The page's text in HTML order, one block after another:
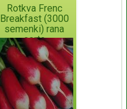
Rotkva Frenc
Breakfast (3000
semenki) rana
sorta